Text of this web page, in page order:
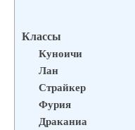
Классы
Куноичи
Лан
Страйкер
Фурия
Драканиа